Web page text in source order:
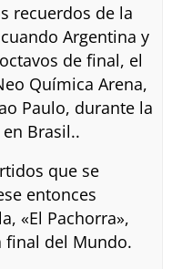
recuerdos de la
Argentina y
de final, el
Química Arena,
Paulo, durante la
Brasil..
que se
entonces
«El Pachorra»,
final del Mundo.